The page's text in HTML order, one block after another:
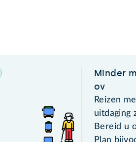
Minder
ov
Reizen
uitdaging
Bereid u
Plan